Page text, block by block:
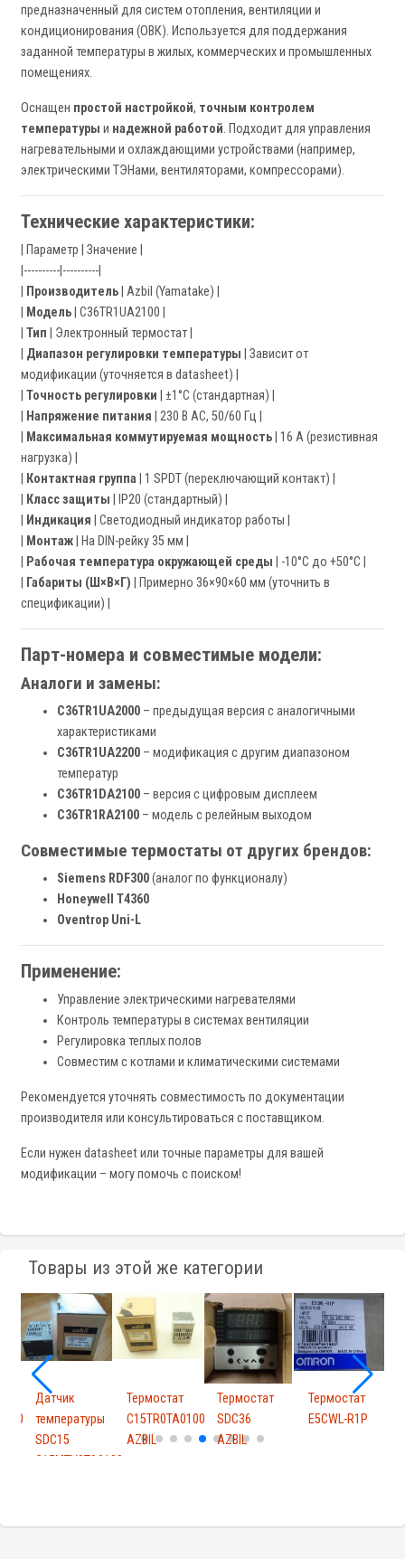
предназначенный для систем отопления, вентиляции и
кондиционирования (ОВК). Используется для поддержания
заданной температуры в жилых, коммерческих и промышленных
помещениях.
Оснащен простой настройкой, точным контролем
температуры и надежной работой. Подходит для управления
нагревательными и охлаждающими устройствами (например,
электрическими ТЭНами, вентиляторами, компрессорами).
Технические характеристики:
| Параметр | Значение |
|----------|----------|
Производитель | Azbil (Yamatake) |
Модель | C36TR1UA2100 |
Тип | Электронный термостат |
Диапазон регулировки температуры | Зависит от
модификации (уточняется в datasheet) |
Точность регулировки | ±1°C (стандартная) |
Напряжение питания | 230 В AC, 50/60 Гц |
Максимальная коммутируемая мощность | 16 А (резистивная
нагрузка) |
Контактная группа | 1 SPDT (переключающий контакт) |
Класс защиты | IP20 (стандартный) |
Индикация | Светодиодный индикатор работы |
Монтаж | На DIN-рейку 35 мм |
Рабочая температура окружающей среды | -10°C до +50°C |
Габариты (Ш×В×Г) | Примерно 36×90×60 мм (уточнить в
спецификации) |
Парт-номера и совместимые модели:
Аналоги и замены:
C36TR1UA2000 – предыдущая версия с аналогичными
характеристиками
C36TR1UA2200 – модификация с другим диапазоном
температур
C36TR1DA2100 – версия с цифровым дисплеем
C36TR1RA2100 – модель с релейным выходом
Совместимые термостаты от других брендов:
Siemens RDF300(аналог по функционалу)
Honeywell T4360
Oventrop Uni-L
Применение:
Управление электрическими нагревателями
Контроль температуры в системах вентиляции
Регулировка теплых полов
Совместим с котлами и климатическими системами
Рекомендуется уточнять совместимость по документации
производителя или консультироваться с поставщиком.
Если нужен datasheet или точные параметры для вашей
модификации – могу помочь с поиском!
Товары из этой же категории
Датчик
температуры
SDC15
C15MTV0TA0100
Термостат
C15TR0TA0100
AZBIL
Термостат
SDC36
AZBIL
Термостат
E5CWL-R1P